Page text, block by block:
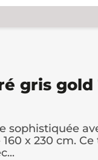
gris gold
sophistiquée
x 230 cm.